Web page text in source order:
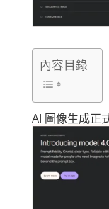
內容目錄
AI 圖像生成正